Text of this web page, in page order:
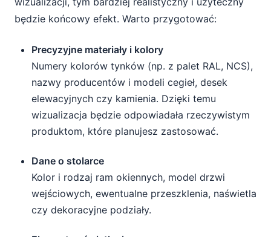
będzie końcowy efekt. Warto przygotować:
Precyzyjne materiały i kolory
Numery kolorów tynków (np. z palet RAL, NCS),
nazwy producentów i modeli cegieł, desek
elewacyjnych czy kamienia. Dzięki temu
wizualizacja będzie odpowiadała rzeczywistym
produktom, które planujesz zastosować.
Dane o stolarce
Kolor i rodzaj ram okiennych, model drzwi
wejściowych, ewentualne przeszklenia, naświetla
czy dekoracyjne podziały.